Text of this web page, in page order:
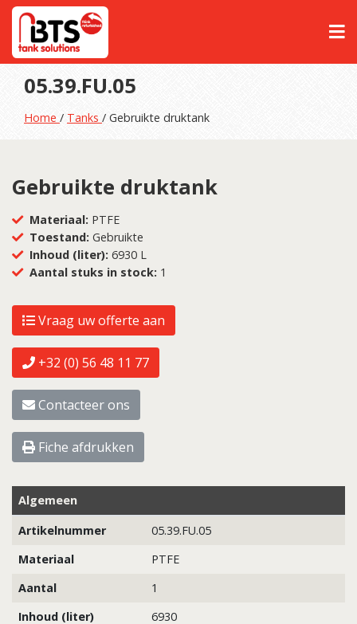
05.39.FU.05
Home / Tanks / Gebruikte druktank
Gebruikte druktank
Materiaal: PTFE
Toestand: Gebruikte
Inhoud (liter): 6930 L
Aantal stuks in stock: 1
Vraag uw offerte aan
+32 (0) 56 48 11 77
Contacteer ons
Fiche afdrukken
Algemeen
Artikelnummer
05.39.FU.05
Materiaal
PTFE
Aantal
1
Inhoud (liter)
6930